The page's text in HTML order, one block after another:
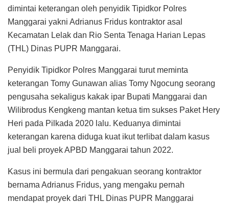
dimintai keterangan oleh penyidik Tipidkor Polres
Manggarai yakni Adrianus Fridus kontraktor asal
Kecamatan Lelak dan Rio Senta Tenaga Harian Lepas
(THL) Dinas PUPR Manggarai.
Penyidik Tipidkor Polres Manggarai turut meminta
keterangan Tomy Gunawan alias Tomy Ngocung seorang
pengusaha sekaligus kakak ipar Bupati Manggarai dan
Wilibrodus Kengkeng mantan ketua tim sukses Paket Hery
Heri pada Pilkada 2020 lalu. Keduanya dimintai
keterangan karena diduga kuat ikut terlibat dalam kasus
jual beli proyek APBD Manggarai tahun 2022.
Kasus ini bermula dari pengakuan seorang kontraktor
bernama Adrianus Fridus, yang mengaku pernah
mendapat proyek dari THL Dinas PUPR Manggarai